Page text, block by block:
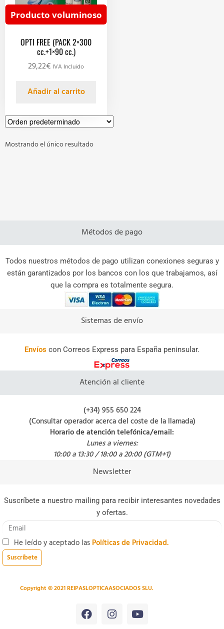
Producto voluminoso
OPTI FREE (PACK 2×300
cc.+1×90 cc.)
29,22€ IVA Incluido
Añadir al carrito
Mostrando el único resultado
Métodos de pago
Todos nuestros métodos de pago utilizan conexiones seguras y
están garantizados por los bancos con los que trabajamos, así
que la compra es totalmente segura.
Sistemas de envío
Envíos con Correos Express para España peninsular.
Atención al cliente
(+34) 955 650 224
(Consultar operador acerca del coste de la llamada)
Horario de atención telefónica/email:
Lunes a viernes:
10:00 a 13:30 / 18:00 a 20:00 (GTM+1)
Newsletter
Suscríbete a nuestro mailing para recibir interesantes novedades
y ofertas.
He leído y aceptado las Políticas de Privacidad.
Suscríbete
Copyright © 2021 REIPASLOPTICAASOCIADOS SLU.